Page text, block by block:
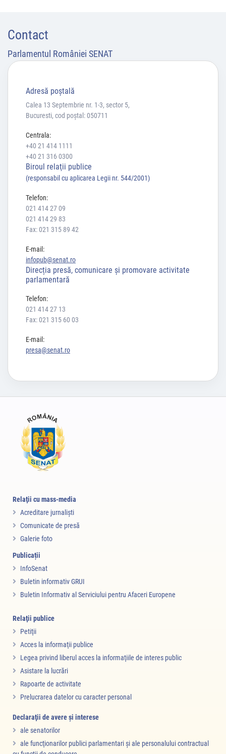
Contact
Parlamentul României SENAT
Adresă poştală
Calea 13 Septembrie nr. 1-3, sector 5,
Bucuresti, cod poștal: 050711
Centrala:
+40 21 414 1111
+40 21 316 0300
Biroul relaţii publice
(responsabil cu aplicarea Legii nr. 544/2001)
Telefon:
021 414 27 09
021 414 29 83
Fax: 021 315 89 42
E-mail:
infopub@senat.ro
Direcția presă, comunicare și promovare activitate
parlamentară
Telefon:
021 414 27 13
Fax: 021 315 60 03
E-mail:
presa@senat.ro
Relaţii cu mass-media
Acreditare jurnalişti
Comunicate de presă
Galerie foto
Publicații
InfoSenat
Buletin informativ GRUI
Buletin Informativ al Serviciului pentru Afaceri Europene
Relaţii publice
Petiţii
Acces la informaţii publice
Legea privind liberul acces la informaţiile de interes public
Asistare la lucrări
Rapoarte de activitate
Prelucrarea datelor cu caracter personal
Declaraţii de avere şi interese
ale senatorilor
ale funcţionarilor publici parlamentari şi ale personalului contractual